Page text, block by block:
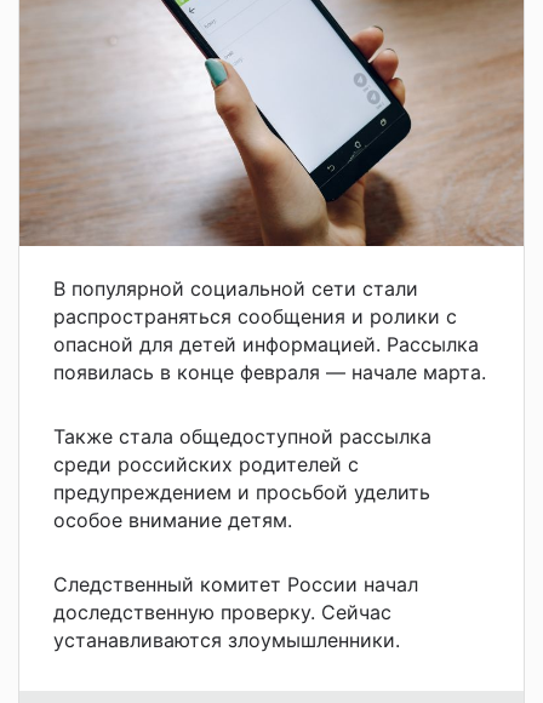
В популярной социальной сети стали
распространяться сообщения и ролики с
опасной для детей информацией. Рассылка
появилась в конце февраля — начале марта.
Также стала общедоступной рассылка
среди российских родителей с
предупреждением и просьбой уделить
особое внимание детям.
Следственный комитет России начал
доследственную проверку. Сейчас
устанавливаются злоумышленники.